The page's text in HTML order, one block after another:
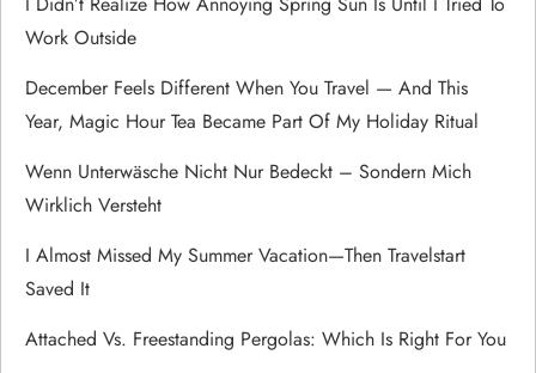
g
a
t
i
o
n
Work Outside
December Feels Different When You Travel — And This
Year, Magic Hour Tea Became Part Of My Holiday Ritual
Wenn Unterwäsche Nicht Nur Bedeckt – Sondern Mich
Wirklich Versteht
I Almost Missed My Summer Vacation—Then Travelstart
Saved It
Attached Vs. Freestanding Pergolas: Which Is Right For You